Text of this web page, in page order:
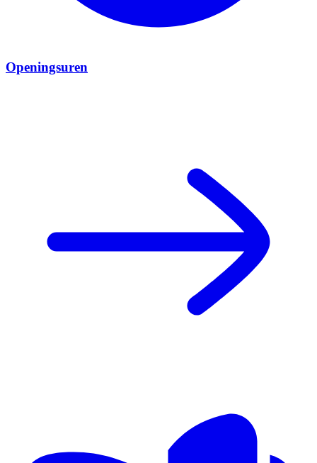
Openingsuren